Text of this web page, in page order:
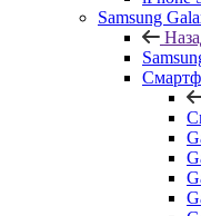
Samsung